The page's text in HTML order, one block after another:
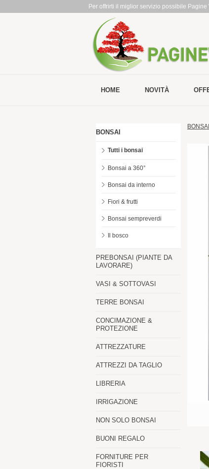
Per offrirti il miglior servizio possibile
HOME NOVITÀ
BONSAI
Tutti i bonsai
Bonsai a 360°
Bonsai da interno
Fiori & frutti
Bonsai sempreverdi
Il bosco
PREBONSAI (PIANTE DA
LAVORARE)
VASI & SOTTOVASI
TERRE BONSAI
CONCIMAZIONE &
PROTEZIONE
ATTREZZATURE
ATTREZZI DA TAGLIO
LIBRERIA
IRRIGAZIONE
NON SOLO BONSAI
BUONI REGALO
FORNITURE PER
FIORISTI
BONSAI